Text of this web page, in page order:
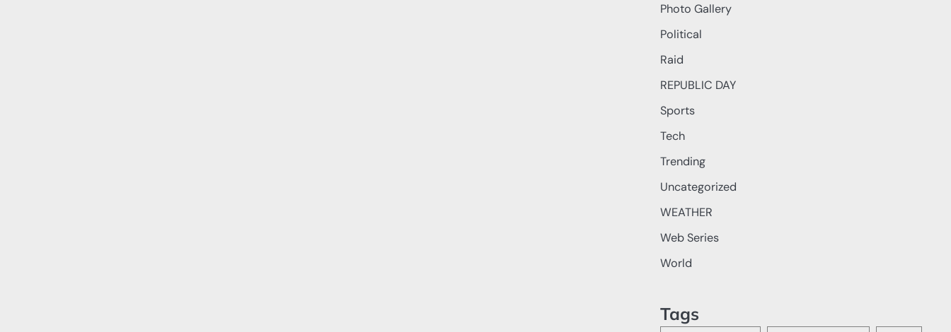
Photo Gallery
Political
Raid
REPUBLIC DAY
Sports
Tech
Trending
Uncategorized
WEATHER
Web Series
World
Tags